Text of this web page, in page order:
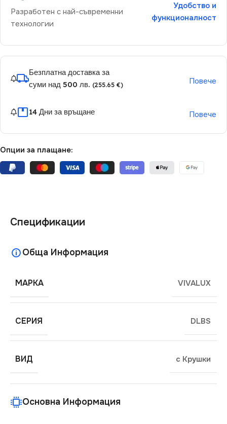
Разработен с най-съвременни
технологии
Удобство и
функционалност
Безплатна доставка за
суми над 500 лв. (255.65 €) Повече
14 Дни за връщане Повече
Опции за плащане:
Спецификации
Обща Информация
МАРКА VIVALUX
СЕРИЯ DLBS
ВИД с Крушки
Основна Информация